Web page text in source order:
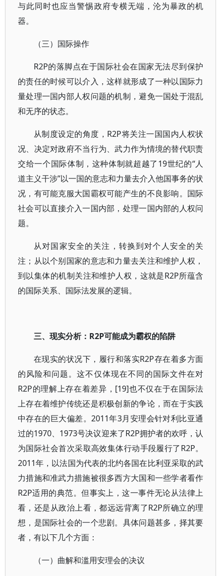
与此同时也应当警惕政府专横无端，沦为暴政的机
器。
（三）国际操作
R2P的落脚点在于国际社会在国家无法尽到保护
的责任的时候可以介入，这样就形成了一种以国际力
量处理一国内部人权问题的机制，避免一国处于混乱
和无序的状态。
从制度设定的角度，R2P将关注一国国内人权状
况、决定对政府不当行为、武力作为情境的替代职责
交给一个国际体制，这种体制就超越了19世纪的“人
道主义干涉”以一国的意志和力量去介入他国事务的状
况，有可能克服大国霸权可能产生的不良影响。国际
社会可以直接介入一国内部，处理一国内部的人权问
题。
从对国家安全的关注，转换到对个人安全的关
注；从以个别国家的意志和力量去关注和维护人权，
到以集体的机制关注和维护人权，这就是R2P所蕴含
的国际关系、国际法发展的逻辑。
三、现实分析：R2P可能成为霸权的陷阱
在现实的状况下，履行和落实R2P存在着多方面
的风险和问题。这不仅体现在不同的国际文件在对
R2P的理解上存在着差异，[19]也不仅在于在国际法
上存在着维护传统还是积极创新的争论，而在于实践
中存在的巨大偏差。2011年3月安理会针对利比亚通
过的1970、1973号决议迎来了R2P拥护者的欢呼，认
为国际社会首次采取高效集体行动手段履行了R2P。
2011年，以法国为代表的北约各国在比利亚采取的武
力措施和准武力措施被很多西方大国和一些学者看作
R2P适用的典范。但事实上，这一事件无论从法律上
看，还是从政治上看，都远远背离了R2P所确立的理
想，是国际社会的一个悲剧。具体问题甚多，择其要
者，有以下几个方面：
（一）曲解和滥用安理会的决议